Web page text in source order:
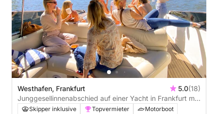
Westhafen, Frankfurt 5.0(18)
Junggesellinnenabschied auf einer Yacht in Frankfurt mit
Skyline Ausblick - 2h
Skipper inklusive Topvermieter
Motorboot